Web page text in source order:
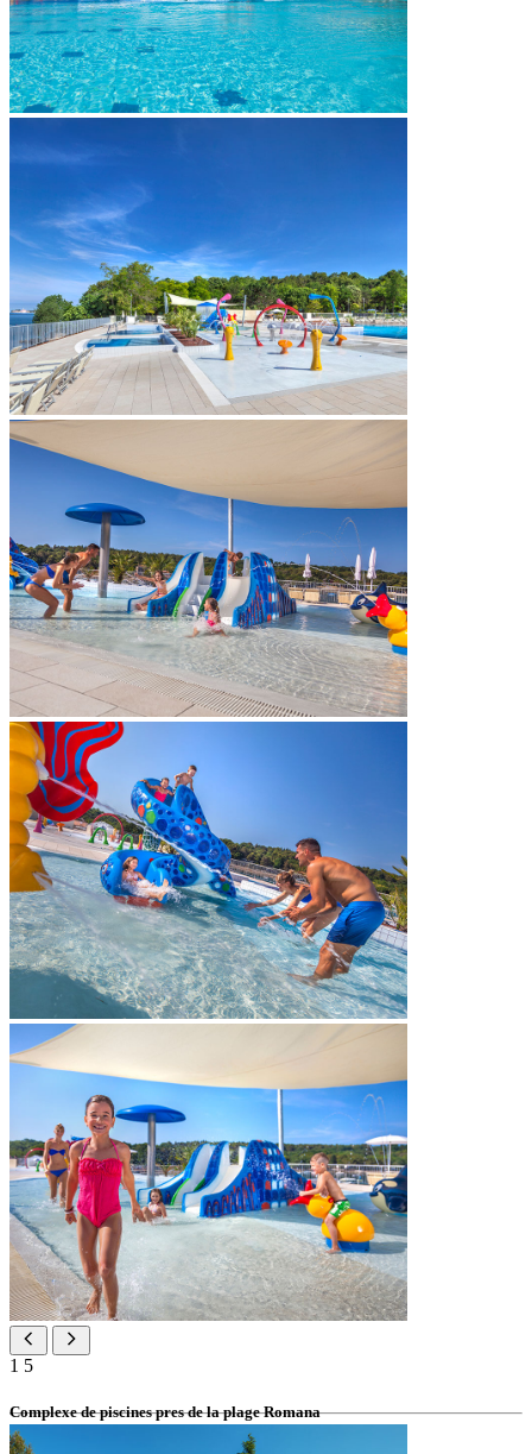
1 5
Complexe de piscines pres de la plage Romana